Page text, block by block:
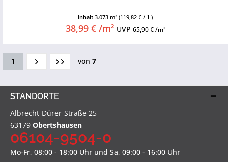
Inhalt 3.073 m² (119,82 € / 1 )
38,99 € /m² UVP65,90 € /m²
1 von 7
STANDORTE
Albrecht-Dürer-Straße 25
63179 Obertshausen
06104-9504-0
Mo-Fr, 08:00 - 18:00 Uhr und Sa, 09:00 - 16:00 Uhr